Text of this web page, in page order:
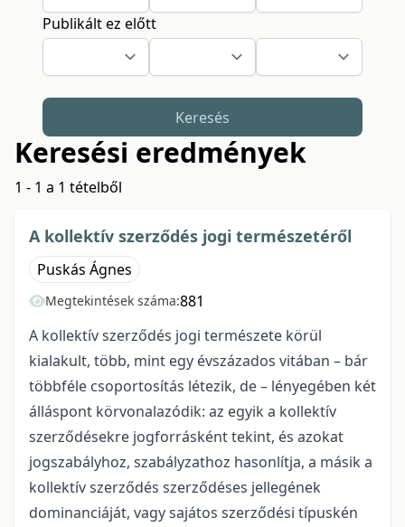
Publikált ez előtt
Keresés
Keresési eredmények
1 - 1 a 1 tételből
A kollektív szerződés jogi természetéről
Puskás Ágnes
Megtekintések száma:881
A kollektív szerződés jogi természete körül
kialakult, több, mint egy évszázados vitában – bár
többféle csoportosítás létezik, de – lényegében két
álláspont körvonalazódik: az egyik a kollektív
szerződésekre jogforrásként tekint, és azokat
jogszabályhoz, szabályzathoz hasonlítja, a másik a
kollektív szerződés szerződéses jellegének
dominanciáját, vagy sajátos szerződési típuskén